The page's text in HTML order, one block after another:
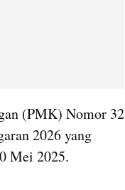
(PMK) Nomor 32
2026 yang
Mei 2025.